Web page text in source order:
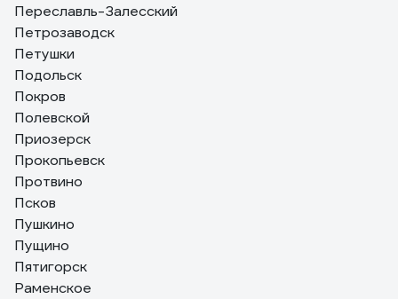
Переславль-Залесский
Петрозаводск
Петушки
Подольск
Покров
Полевской
Приозерск
Прокопьевск
Протвино
Псков
Пушкино
Пущино
Пятигорск
Раменское